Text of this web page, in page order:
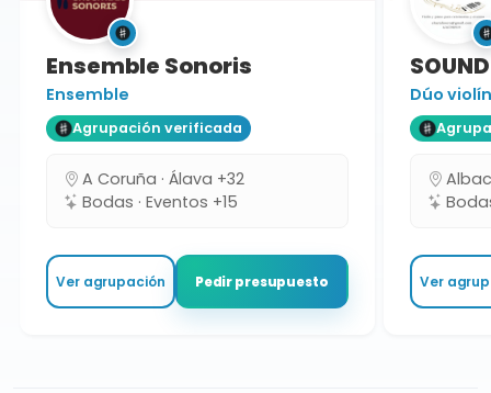
Ensemble Sonoris
Ensemble
Agrupación verificada
A Coruña · Álava +32
Bodas · Eventos +15
Ver agrupación Pedir presupuesto
Dúo violín
Bodas
Ver